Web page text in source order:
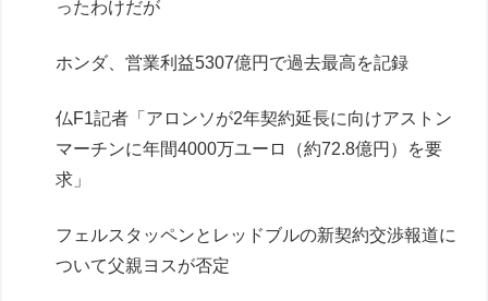
ったわけだが
ホンダ、営業利益5307億円で過去最高を記録
仏F1記者「アロンソが2年契約延長に向けアストン
マーチンに年間4000万ユーロ（約72.8億円）を要
求」
フェルスタッペンとレッドブルの新契約交渉報道に
ついて父親ヨスが否定